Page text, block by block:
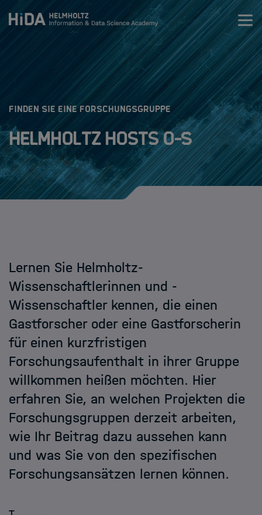
Zum Inhalt springen
Research Schools
Mobilität
HIDA Mobility Program
Die Programme
Helmholtz Hosts
HIDA
Jobs
FINDEN SIE EINE FORSCHUNGSGRUPPE
Helmholtz Hosts O-S
Lernen Sie Helmholtz-
Wissenschaftlerinnen und -
Wissenschaftler kennen, die einen
Gastforscher oder eine Gastforscherin
für einen kurzfristigen
Forschungsaufenthalt in ihrer Gruppe
willkommen heißen möchten. Hier
erfahren Sie, an welchen Projekten die
Forschungsgruppen derzeit arbeiten,
wie Ihr Beitrag dazu aussehen kann
und was Sie von den spezifischen
Forschungsansätzen lernen können.